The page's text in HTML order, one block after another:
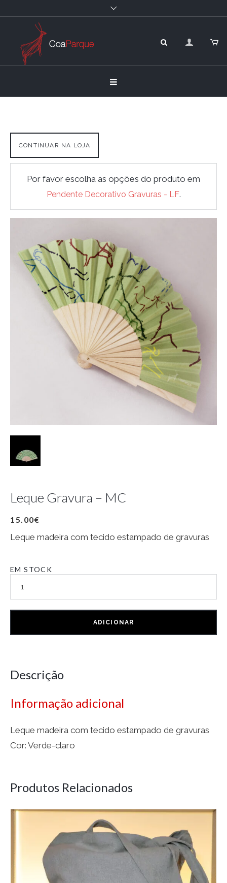
CONTINUAR NA LOJA
Por favor escolha as opções do produto em
Pendente Decorativo Gravuras - LF.
Leque Gravura – MC
15.00€
Leque madeira com tecido estampado de gravuras
EM STOCK
ADICIONAR
Descrição
Informação adicional
Leque madeira com tecido estampado de gravuras
Cor: Verde-claro
Produtos Relacionados